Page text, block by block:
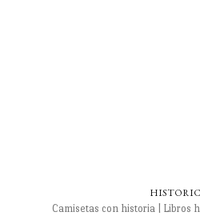
Camisetas con historia | Libros